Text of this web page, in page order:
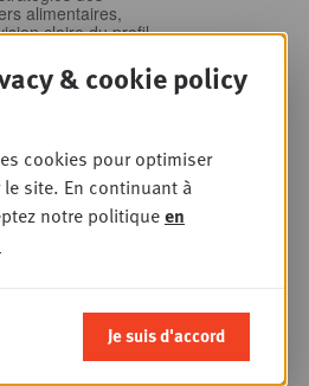
alimentaires,
claire du profil
dans un
Summit
2026
& cookie policy
cookies pour optimiser
site. En continuant à
notre politiqueen
Je suis d'accord